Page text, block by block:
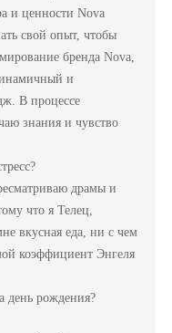
и ценности Nova
свой опыт, чтобы
бренда Nova,
и
В процессе
знания и чувство
драмы и
что я Телец,
вкусная еда, ни с чем
коэффициент Энгеля
день рождения?